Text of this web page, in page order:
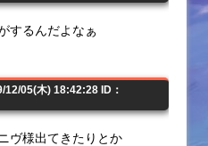
するんだよなぁ
12/05(木) 18:42:28 ID：
ヴ様出てきたりとか